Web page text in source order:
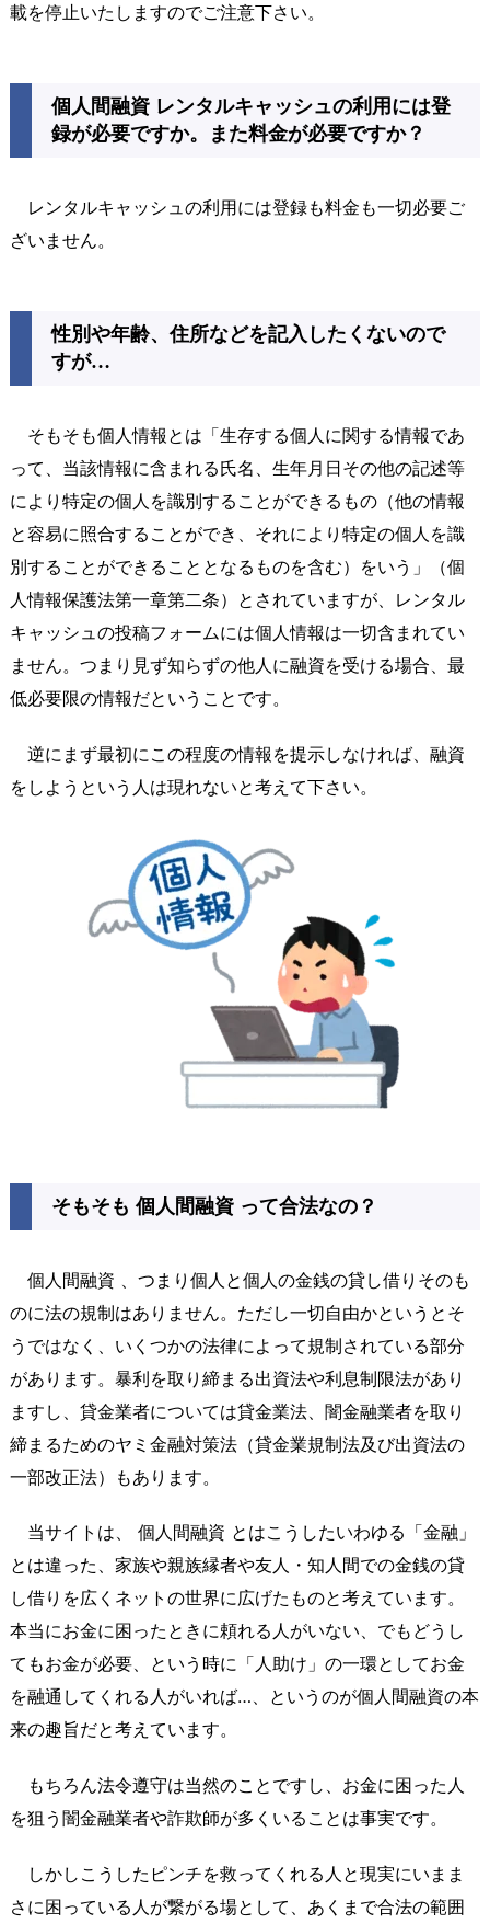
載を停止いたしますのでご注意下さい。
個人間融資 レンタルキャッシュの利用には登
録が必要ですか。また料金が必要ですか？
レンタルキャッシュの利用には登録も料金も一切必要ご
ざいません。
性別や年齢、住所などを記入したくないので
すが…
そもそも個人情報とは「生存する個人に関する情報であ
って、当該情報に含まれる氏名、生年月日その他の記述等
により特定の個人を識別することができるもの（他の情報
と容易に照合することができ、それにより特定の個人を識
別することができることとなるものを含む）をいう」（個
人情報保護法第一章第二条）とされていますが、レンタル
キャッシュの投稿フォームには個人情報は一切含まれてい
ません。つまり見ず知らずの他人に融資を受ける場合、最
低必要限の情報だということです。
逆にまず最初にこの程度の情報を提示しなければ、融資
をしようという人は現れないと考えて下さい。
そもそも 個人間融資 って合法なの？
個人間融資 、つまり個人と個人の金銭の貸し借りそのも
のに法の規制はありません。ただし一切自由かというとそ
うではなく、いくつかの法律によって規制されている部分
があります。暴利を取り締まる出資法や利息制限法があり
ますし、貸金業者については貸金業法、闇金融業者を取り
締まるためのヤミ金融対策法（貸金業規制法及び出資法の
一部改正法）もあります。
当サイトは、 個人間融資 とはこうしたいわゆる「金融」
とは違った、家族や親族縁者や友人・知人間での金銭の貸
し借りを広くネットの世界に広げたものと考えています。
本当にお金に困ったときに頼れる人がいない、でもどうし
てもお金が必要、という時に「人助け」の一環としてお金
を融通してくれる人がいれば…、というのが個人間融資の本
来の趣旨だと考えています。
もちろん法令遵守は当然のことですし、お金に困った人
を狙う闇金融業者や詐欺師が多くいることは事実です。
しかしこうしたピンチを救ってくれる人と現実にいまま
さに困っている人が繋がる場として、あくまで合法の範囲